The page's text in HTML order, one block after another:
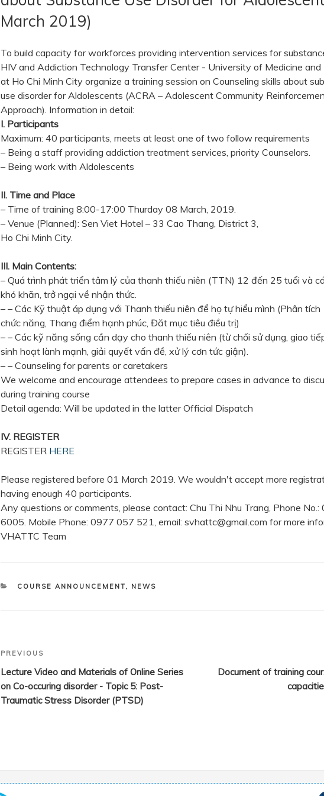
March 2019)
To build capacity for workforces providing intervention services for
HIV and Addiction Technology Transfer Center - University of Medicine and
at Ho Chi Minh City organize a training session on Counseling skills about
use disorder for Aldolescents (ACRA – Adolescent Community
Approach). Information in detail:
I. Participants
Maximum: 40 participants, meets at least one of two follow requirements
– Being a staff providing addiction treatment services, priority Counselors.
– Being work with Aldolescents
II. Time and Place
– Time of training8:00-17:00 Thurday 08 March, 2019.
– Venue (Planned): Sen Viet Hotel – 33 Cao Thang, District 3,
Ho Chi Minh City.
III. Main Contents:
– Quá trình phát triển tâm lý của thanh thiếu niên (TTN) 12 đến 25 tuổi và
khó khăn, trở ngại về nhận thức.
– – Các Kỹ thuật áp dụng với Thanh thiếu niên để họ tự hiểu mình (Phân tích
chức năng, Thang điểm hạnh phúc, Đăt mục tiêu điều trị)
– – Các kỹ năng sống cần dạy cho thanh thiếu niên (từ chối sử dụng, giao
sinh hoạt lành mạnh, giải quyết vấn đề, xử lý cơn tức giận).
– – Counseling for parents or caretakers
We welcome and encourage attendees to prepare cases in advance to
during training course
Detail agenda:Will be updated in the latter Official Dispatch
IV. REGISTER
REGISTER HERE
Please registered before01 March 2019 . We wouldn't accept more
having enough 40 participants.
Any questions or comments, please contact: Chu Thi Nhu Trang, Phone
6005. Mobile Phone: 0977 057 521, email:svhattc@gmail.comfor more
VHATTC Team
CATEGORIES
COURSE ANNOUNCEMENT, NEWS
Post
navigation
Previous
Post
PREVIOUS
Lecture Video and Materials of Online Series
on Co-occuring disorder - Topic 5: Post-
Traumatic Stress Disorder (PTSD)
Document of training